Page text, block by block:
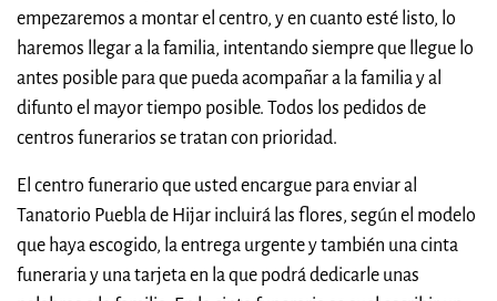
empezaremos a montar el centro, y en cuanto esté listo, lo
haremos llegar a la familia, intentando siempre que llegue lo
antes posible para que pueda acompañar a la familia y al
difunto el mayor tiempo posible. Todos los pedidos de
centros funerarios se tratan con prioridad.
El centro funerario que usted encargue para enviar al
Tanatorio Puebla de Hijar incluirá las flores, según el modelo
que haya escogido, la entrega urgente y también una cinta
funeraria y una tarjeta en la que podrá dedicarle unas